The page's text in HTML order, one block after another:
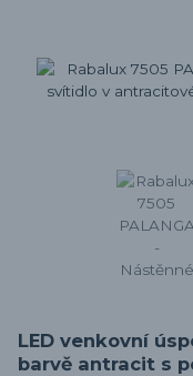
LED venkovní
barvě antracit s